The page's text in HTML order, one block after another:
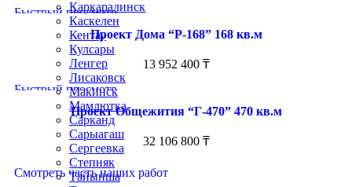
Каркаралинск
Каскелен
Кентау
Кулсары
Ленгер
Лисаковск
Макинск
Мамлютка
Сарканд
Сарыагаш
Сергеевка
Степняк
Тайынша
Быстрый просмотр
Проект Дома “Р-168” 168 кв.м
13 952 400 ₸
Быстрый просмотр
Проект Общежития “Г-470” 470 кв.м
32 106 800 ₸
Смотреть часть наших работ